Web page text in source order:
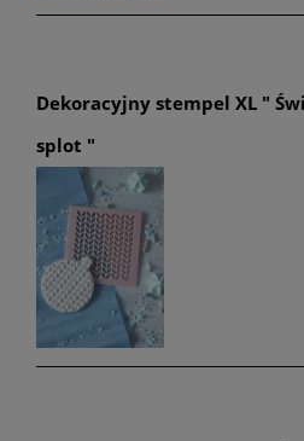
Dekoracyjny stempel XL "
splot "